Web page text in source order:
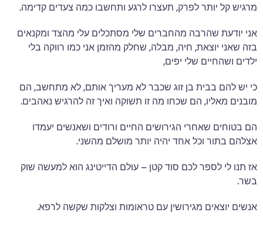
מרגיש קל יותר לפרק, תעצרו לרגע ותחשבו כמה צעדים קדימה.
אני יודעת שהרבה מהחברים שלי מסתכלים עלי מהצד ומקנאים
בזה שאני יוצאת, חיה, מבלה, שחלק מהזמן אני כמו רווקה בלי
ילדים ושהחיים שלי יפים,
כי יש להם בבית בן זוג שכבר לא מעריך אותם, לא מתחשב, הם
מובנים מאליו, הם שכחו מה זו תשוקה ואיך זה להרגיש נאהבים.
הם בטוחים שאחרי הגירושים החיים ורודים ושאנשים יעמדו
אצלהם בתור וכל אחד יהיה יותר מושלם מהשני.
אז תנו לי לספר לכם סוד קטן – עולם הדייטינג הוא למעשה שוק
בשר.
אנשים יוצאים מגירושין עם טראומות וצלקות שקשה לרפא.